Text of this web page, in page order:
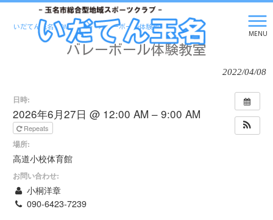
MENU
いだてん玉名 HOME > > バレーボール体験教室
バレーボール体験教室
2022/04/08
日時:
2026年6月27日 @ 12:00 AM – 9:00 AM
Repeats
場所:
高道小校体育館
お問い合わせ:
小桐洋章
090-6423-7239